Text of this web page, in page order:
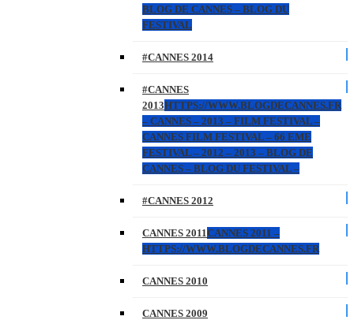
BLOG DE CANNES – BLOG DU
FESTIVAL
#CANNES 2014
#CANNES
2013HTTPS://WWW.BLOGDECANNES.FR
– CANNES – 2013 – FILM FESTIVAL –
CANNES FILM FESTIVAL – 66 EME
FESTIVAL – 2012 – 2013 – BLOG DE
CANNES – BLOG DU FESTIVAL –
#CANNES 2012
CANNES 2011CANNES 2011 –
HTTPS://WWW.BLOGDECANNES.FR
CANNES 2010
CANNES 2009